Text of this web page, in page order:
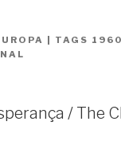
TAGS
/ The